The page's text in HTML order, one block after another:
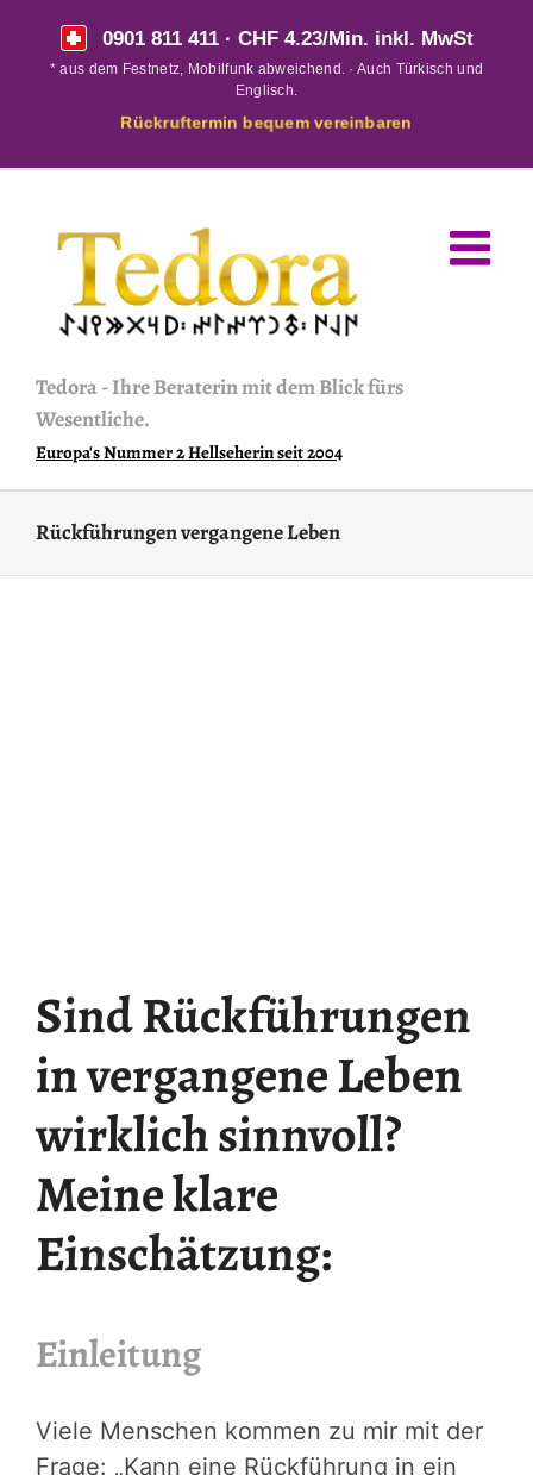
0901 811 411· CHF 4.23/Min. inkl. MwSt
* aus dem Festnetz, Mobilfunk abweichend. · Auch Türkisch und
Englisch.
Rückruftermin bequem vereinbaren
Tedora-Ihre Beraterin mit dem Blick fürs
Wesentliche.
Europa's Nummer 2 Hellseherin seit 2004
Rückführungen vergangene Leben
Sind Rückführungen
in vergangene Leben
wirklich sinnvoll?
Meine klare
Einschätzung:
Einleitung
Viele Menschen kommen zu mir mit der
Frage: „Kann eine Rückführung in ein